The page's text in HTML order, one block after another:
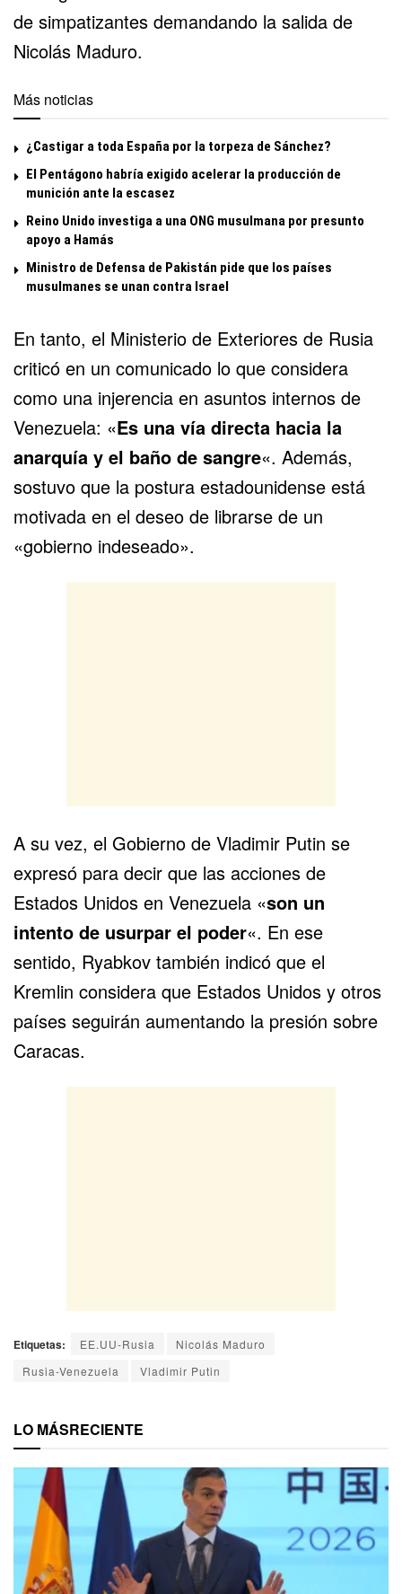
de simpatizantes demandando la salida de
Nicolás Maduro.
Más noticias
¿Castigar a toda España por la torpeza de Sánchez?
El Pentágono habría exigido acelerar la producción de
munición ante la escasez
Reino Unido investiga a una ONG musulmana por presunto
apoyo a Hamás
Ministro de Defensa de Pakistán pide que los países
musulmanes se unan contra Israel
En tanto, el Ministerio de Exteriores de Rusia
criticó en un comunicado lo que considera
como una injerencia en asuntos internos de
Venezuela: «Es una vía directa hacia la
anarquía y el baño de sangre«. Además,
sostuvo que la postura estadounidense está
motivada en el deseo de librarse de un
«gobierno indeseado».
A su vez, el Gobierno de Vladimir Putin se
expresó para decir que las acciones de
Estados Unidos en Venezuela «son un
intento de usurpar el poder«. En ese
sentido, Ryabkov también indicó que el
Kremlin considera que Estados Unidos y otros
países seguirán aumentando la presión sobre
Caracas.
Etiquetas: EE.UU-Rusia
Nicolás Maduro
Rusia-Venezuela
Vladimir Putin
LO MÁSRECIENTE